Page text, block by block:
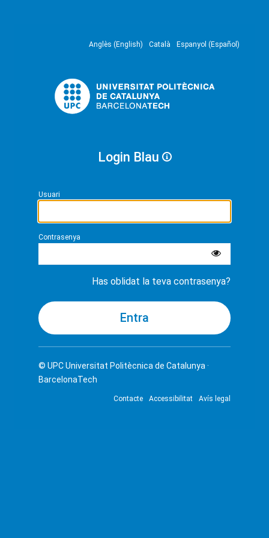
Anglès (English) Català Espanyol (Español)
Login Blau
Usuari
Contrasenya
Has oblidat la teva contrasenya?
© UPCUniversitat Politècnica de Catalunya ·
BarcelonaTech
Contacte Accessibilitat Avís legal